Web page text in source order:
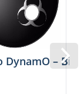
DynamO –